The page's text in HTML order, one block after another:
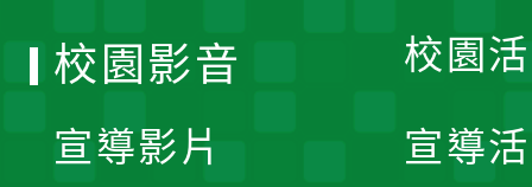
校園
宣導
校園影音
宣導影片